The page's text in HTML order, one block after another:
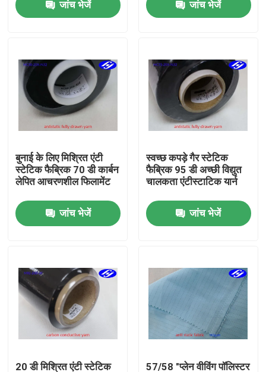
उत्पाद
वीडियो
फैक्टरी यात्रा
गुणवत्ता नियंत्रण
समाचार
एक बोली का अनुरोध
कार्बन अरामी फैब्रिक
जांच भेजें
जांच भेजें
बुनाई के लिए मिश्रित एंटी
स्टेटिक फैब्रिक 70 डी कार्बन
लेपित आचरणशील फिलामेंट
जांच भेजें
स्वच्छ कपड़े गैर स्टेटिक
फैब्रिक 95 डी अच्छी विद्युत
चालकता एंटीस्टाटिक यार्न
जांच भेजें
20 डी मिश्रित एंटी स्टेटिक 57/58 "प्लेन वीविंग पॉलिस्टर